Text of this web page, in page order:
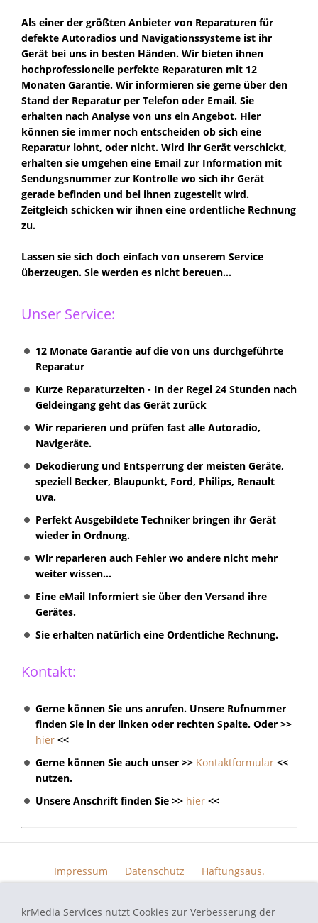
Als einer der größten Anbieter von Reparaturen für
defekte Autoradios und Navigationssysteme ist ihr
Gerät bei uns in besten Händen. Wir bieten ihnen
hochprofessionelle perfekte Reparaturen mit 12
Monaten Garantie. Wir informieren sie gerne über den
Stand der Reparatur per Telefon oder Email. Sie
erhalten nach Analyse von uns ein Angebot. Hier
können sie immer noch entscheiden ob sich eine
Reparatur lohnt, oder nicht. Wird ihr Gerät verschickt,
erhalten sie umgehen eine Email zur Information mit
Sendungsnummer zur Kontrolle wo sich ihr Gerät
gerade befinden und bei ihnen zugestellt wird.
Zeitgleich schicken wir ihnen eine ordentliche Rechnung
zu.
Lassen sie sich doch einfach von unserem Service
überzeugen. Sie werden es nicht bereuen...
Unser Service:
12 Monate Garantie auf die von uns durchgeführte
Reparatur
Kurze Reparaturzeiten - In der Regel 24 Stunden nach
Geldeingang geht das Gerät zurück
Wir reparieren und prüfen fast alle Autoradio,
Navigeräte.
Dekodierung und Entsperrung der meisten Geräte,
speziell Becker, Blaupunkt, Ford, Philips, Renault
uva.
Perfekt Ausgebildete Techniker bringen ihr Gerät
wieder in Ordnung.
Wir reparieren auch Fehler wo andere nicht mehr
weiter wissen...
Eine eMail Informiert sie über den Versand ihre
Gerätes.
Sie erhalten natürlich eine Ordentliche Rechnung.
Kontakt:
Gerne können Sie uns anrufen. Unsere Rufnummer
finden Sie in der linken oder rechten Spalte. Oder >>
hier <<
Gerne können Sie auch unser >> Kontaktformular <<
nutzen.
Unsere Anschrift finden Sie >> hier <<
Impressum Datenschutz
Haftungsaus.
Funktionsgarantie
krMedia Services nutzt Cookies zur Verbesserung der